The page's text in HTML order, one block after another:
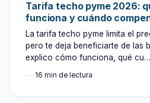
Tarifa techo pyme 2026:
funciona y cuándo
La tarifa techo pyme limita el
pero te deja beneficiarte de las
explico cómo funciona, qué cu…
16 min de lectura